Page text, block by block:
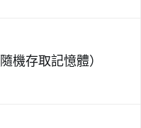
機存取記憶體）